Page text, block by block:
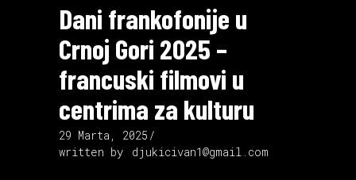
Dani frankofonije u
Crnoj Gori 2025 –
francuski filmovi u
centrima za kulturu
29 Marta, 2025
written by
djukicivan1@gmail.com